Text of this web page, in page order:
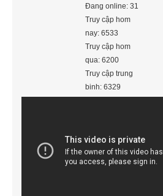
Đang online: 31
Truy cập hom
nay: 6533
Truy cập hom
qua: 6200
Truy cập trung
binh: 6329